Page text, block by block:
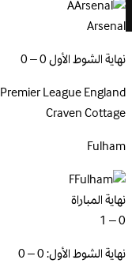
A
Arsenal
نهاية الشوط الأول 0 – 0
Premier LeagueEngland
Craven Cottage
Fulham
F
نهاية المباراة
0 – 1
نهاية الشوط الأول: 0 – 0